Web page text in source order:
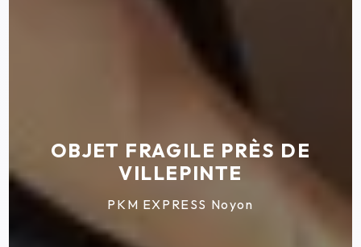
OBJET FRAGILE PRÈS DE
VILLEPINTE
PKM EXPRESS Noyon